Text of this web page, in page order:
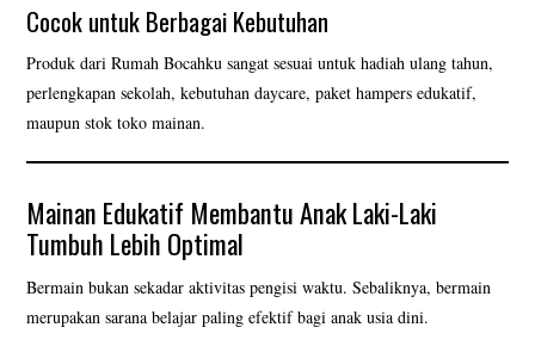
Cocok untuk Berbagai Kebutuhan
Produk dari Rumah Bocahku sangat sesuai untuk hadiah ulang tahun,
perlengkapan sekolah, kebutuhan daycare, paket hampers edukatif,
maupun stok toko mainan.
Mainan Edukatif Membantu Anak Laki-Laki
Tumbuh Lebih Optimal
Bermain bukan sekadar aktivitas pengisi waktu. Sebaliknya, bermain
merupakan sarana belajar paling efektif bagi anak usia dini.